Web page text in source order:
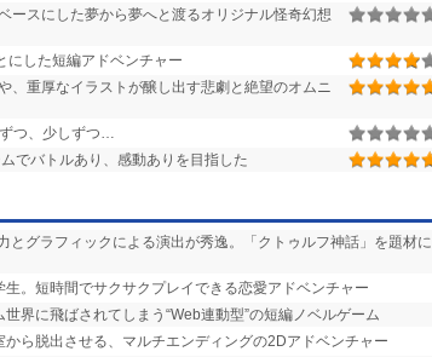
ースにした夢から夢へと渡るオリジナル怪奇幻想
にした短編アドベンチャー
、重厚なイラストが醸し出す悲劇と絶望のオムニ
つ、少しずつ…
でバトルあり、感動ありを目指した
とグラフィックによる演出が秀逸。「クトゥルフ神話」を題材に
。短時間でサクサクプレイできる恋愛アドベンチャー
界に飛ばされてしまう“Web連動型”の短編ノベルゲーム
ら脱出させる、マルチエンディングの2Dアドベンチャー